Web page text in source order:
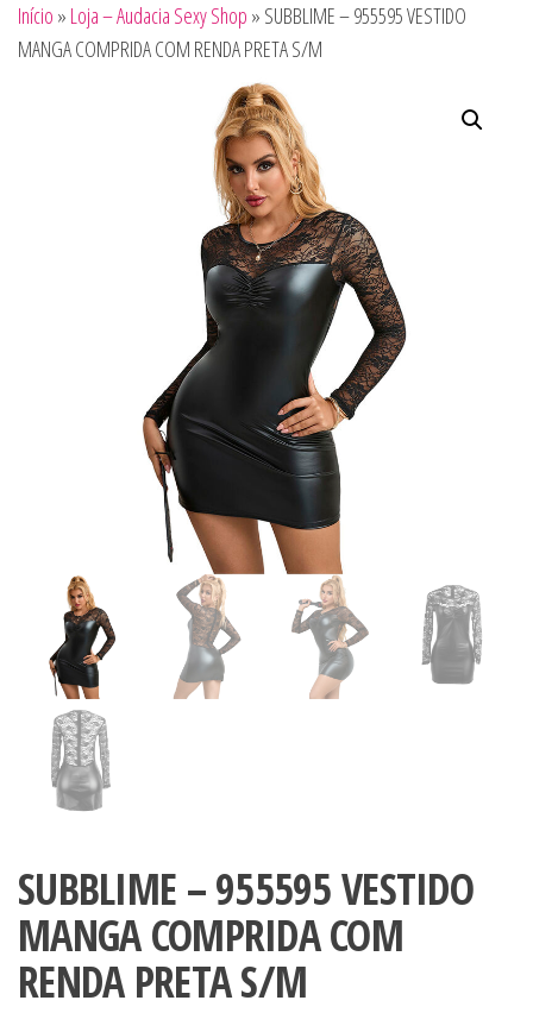
Início » Loja – Audacia Sexy Shop » SUBBLIME – 955595 VESTIDO
MANGA COMPRIDA COM RENDA PRETA S/M
SUBBLIME – 955595 VESTIDO
MANGA COMPRIDA COM
RENDA PRETA S/M